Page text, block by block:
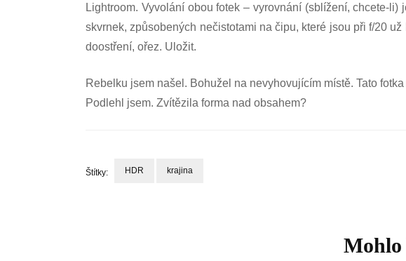
Lightroom. Vyvolání obou fotek – vyrovnání (sblížení, chcete-li)
skvrnek, způsobených nečistotami na čipu, které jsou při f/20
doostření, ořez. Uložit.
Rebelku jsem našel. Bohužel na nevyhovujícím místě. Tato
Podlehl jsem. Zvítězila forma nad obsahem?
Štítky: HDR krajina
Mohlo